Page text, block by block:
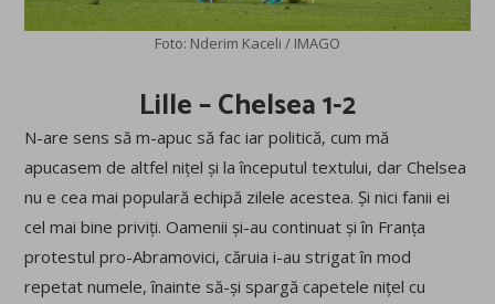
Foto: Nderim Kaceli / IMAGO
Lille – Chelsea 1-2
N-are sens să m-apuc să fac iar politică, cum mă
apucasem de altfel nițel și la începutul textului, dar Chelsea
nu e cea mai populară echipă zilele acestea. Și nici fanii ei
cel mai bine priviți. Oamenii și-au continuat și în Franța
protestul pro-Abramovici, căruia i-au strigat în mod
repetat numele, înainte să-și spargă capetele nițel cu